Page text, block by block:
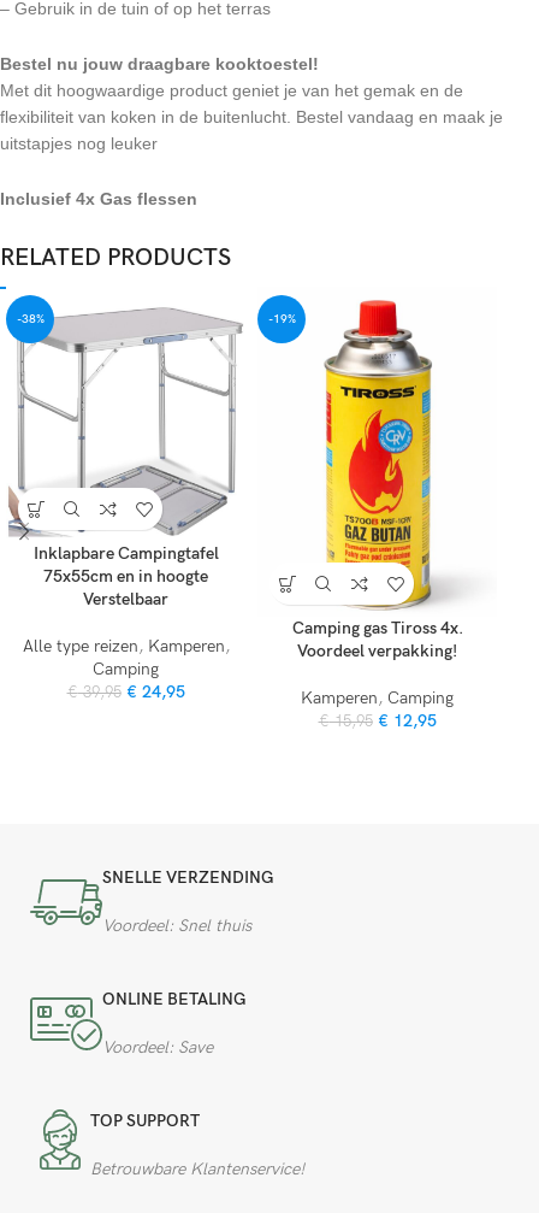
– Gebruik in de tuin of op het terras
Bestel nu jouw draagbare kooktoestel!
Met dit hoogwaardige product geniet je van het gemak en de
flexibiliteit van koken in de buitenlucht. Bestel vandaag en maak je
uitstapjes nog leuker
Inclusief 4x Gas flessen
RELATED PRODUCTS
-38%
Inklapbare Campingtafel
75x55cm en in hoogte
Verstelbaar
Alle type reizen, Kamperen,
Camping
€39,95 € 24,95
-19%
Camping gas Tiross 4x.
Voordeel verpakking!
Kamperen, Camping
€15,95 € 12,95
SNELLE VERZENDING
Voordeel: Snel thuis
ONLINE BETALING
Voordeel: Save
TOP SUPPORT
Betrouwbare Klantenservice!